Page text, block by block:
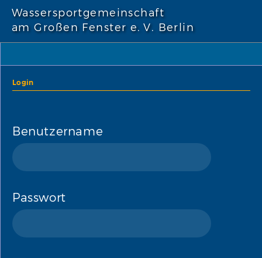
Wassersportgemeinschaft
am Großen Fenster e. V. Berlin
Login
Benutzername
Passwort